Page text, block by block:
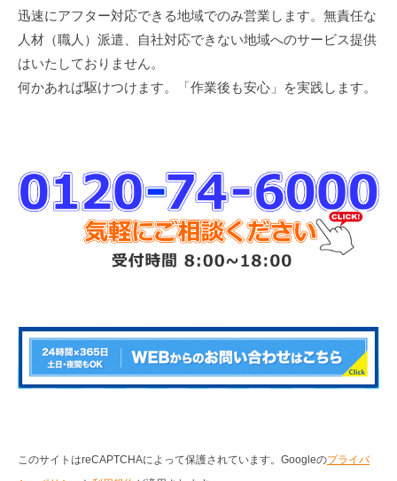
迅速にアフター対応できる地域でのみ営業します。無責任な
人材（職人）派遣、自社対応できない地域へのサービス提供
はいたしておりません。
何かあれば駆けつけます。「作業後も安心」を実践します。
このサイトはreCAPTCHAによって保護されています。Googleのプライバ